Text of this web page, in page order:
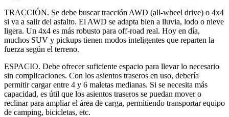
TRACCIÓN. Se debe buscar tracción AWD (all-wheel drive) o 4x4
si va a salir del asfalto. El AWD se adapta bien a lluvia, lodo o nieve
ligera. Un 4x4 es más robusto para off-road real. Hoy en día,
muchos SUV y pickups tienen modos inteligentes que reparten la
fuerza según el terreno.
ESPACIO. Debe ofrecer suficiente espacio para llevar lo necesario
sin complicaciones. Con los asientos traseros en uso, debería
permitir cargar entre 4 y 6 maletas medianas. Si se necesita más
capacidad, es útil que los asientos traseros se puedan mover o
reclinar para ampliar el área de carga, permitiendo transportar equipo
de camping, bicicletas, etc.